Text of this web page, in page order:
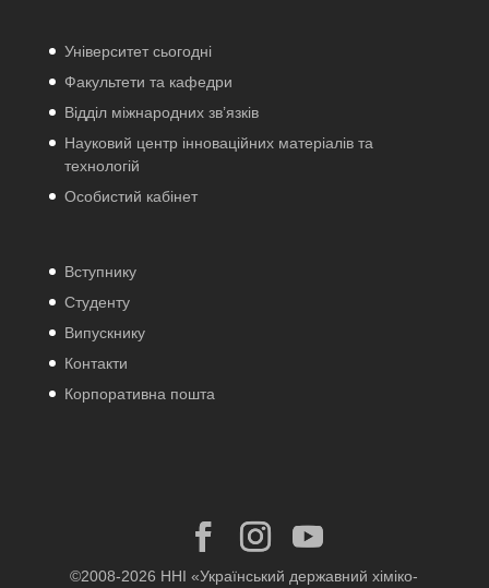
Університет сьогодні
Факультети та кафедри
Відділ міжнародних зв’язків
Науковий центр інноваційних матеріалів та
технологій
Особистий кабінет
Вступнику
Студенту
Випускнику
Контакти
Корпоративна пошта
©2008-2026 ННІ «Український державний хіміко-